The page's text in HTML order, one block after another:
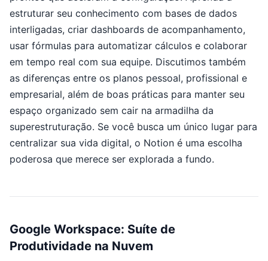
estruturar seu conhecimento com bases de dados
interligadas, criar dashboards de acompanhamento,
usar fórmulas para automatizar cálculos e colaborar
em tempo real com sua equipe. Discutimos também
as diferenças entre os planos pessoal, profissional e
empresarial, além de boas práticas para manter seu
espaço organizado sem cair na armadilha da
superestruturação. Se você busca um único lugar para
centralizar sua vida digital, o Notion é uma escolha
poderosa que merece ser explorada a fundo.
Google Workspace: Suíte de
Produtividade na Nuvem